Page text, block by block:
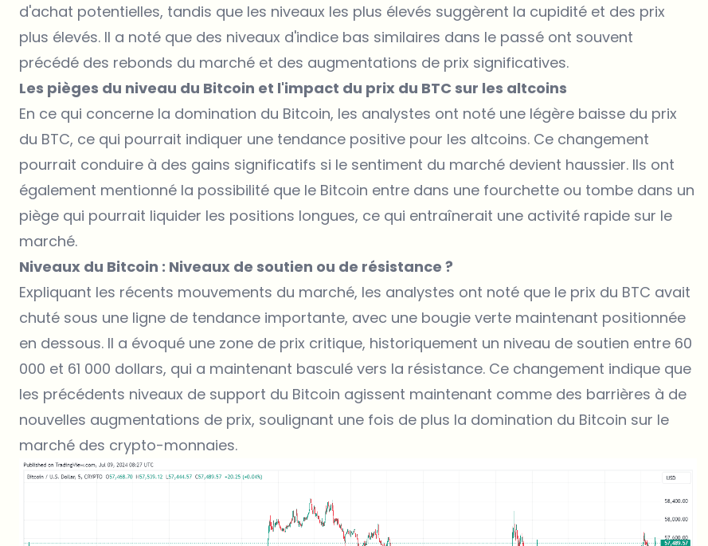
d'achat potentielles, tandis que les niveaux les plus élevés suggèrent la cupidité et des prix
plus élevés. Il a noté que des niveaux d'indice bas similaires dans le passé ont souvent
précédé des rebonds du marché et des augmentations de prix significatives.
Les pièges du niveau du Bitcoin et l'impact du prix du BTC sur les altcoins
En ce qui concerne la domination du Bitcoin, les analystes ont noté une légère baisse du prix
du BTC, ce qui pourrait indiquer une tendance positive pour les altcoins. Ce changement
pourrait conduire à des gains significatifs si le sentiment du marché devient haussier. Ils ont
également mentionné la possibilité que le Bitcoin entre dans une fourchette ou tombe dans un
piège qui pourrait liquider les positions longues, ce qui entraînerait une activité rapide sur le
marché.
Niveaux du Bitcoin : Niveaux de soutien ou de résistance ?
Expliquant les récents mouvements du marché, les analystes ont noté que le prix du BTC avait
chuté sous une ligne de tendance importante, avec une bougie verte maintenant positionnée
en dessous. Il a évoqué une zone de prix critique, historiquement un niveau de soutien entre 60
000 et 61 000 dollars, qui a maintenant basculé vers la résistance. Ce changement indique que
les précédents niveaux de support du Bitcoin agissent maintenant comme des barrières à de
nouvelles augmentations de prix, soulignant une fois de plus la domination du Bitcoin sur le
marché des crypto-monnaies.